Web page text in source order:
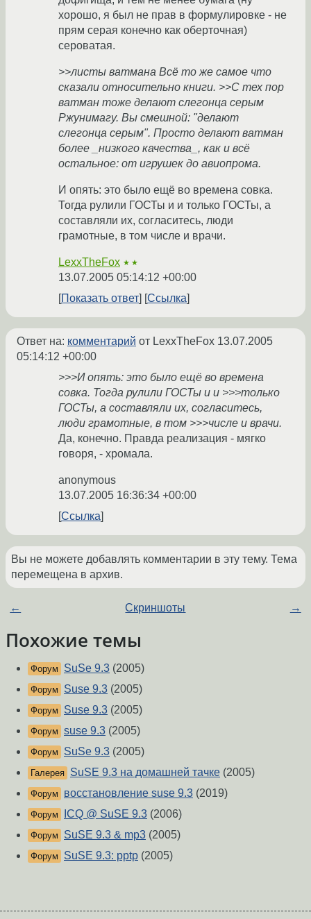
хорошо, я был не прав в формулировке - не
прям серая конечно как оберточная)
сероватая.
>>листы ватмана Всё то же самое что
сказали относительно книги. >>С тех пор
ватман тоже делают слегонца серым
Ржунимагу. Вы смешной: "делают
слегонца серым". Просто делают ватман
более _низкого качества_, как и всё
остальное: от игрушек до авиопрома.
И опять: это было ещё во времена совка.
Тогда рулили ГОСТы и и только ГОСТы, а
составляли их, согласитесь, люди
грамотные, в том числе и врачи.
LexxTheFox ★★
13.07.2005 05:14:12 +00:00
Показать ответ
Ссылка
Ответ на: комментарий от LexxTheFox 13.07.2005
05:14:12 +00:00
>>>И опять: это было ещё во времена
совка. Тогда рулили ГОСТы и и >>>только
ГОСТы, а составляли их, согласитесь,
люди грамотные, в том >>>числе и врачи.
Да, конечно. Правда реализация - мягко
говоря, - хромала.
anonymous
13.07.2005 16:36:34 +00:00
Ссылка
Вы не можете добавлять комментарии в эту тему. Тема
перемещена в архив.
← Скриншоты →
Похожие темы
Форум SuSe 9.3 (2005)
Форум Suse 9.3 (2005)
Форум Suse 9.3 (2005)
Форум suse 9.3 (2005)
Форум SuSe 9.3 (2005)
Галерея SuSE 9.3 на домашней тачке (2005)
Форум восстановление suse 9.3 (2019)
Форум ICQ @ SuSE 9.3 (2006)
Форум SuSE 9.3 & mp3 (2005)
Форум SuSE 9.3: pptp (2005)